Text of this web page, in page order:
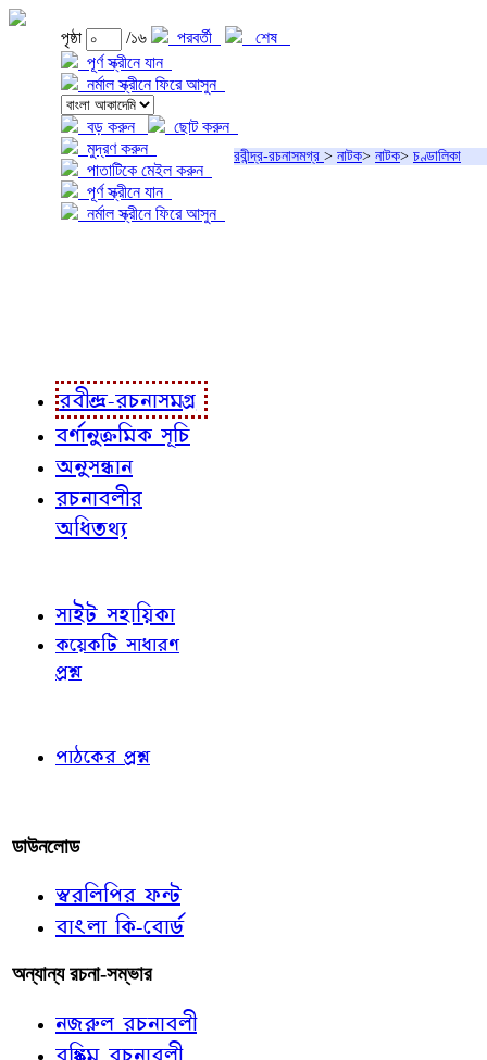
পৃষ্ঠা /১৬ পরবর্তী
শেষ
পূর্ণ স্ক্রীনে যান
নর্মাল স্ক্রীনে ফিরে আসুন
বড় করুন
ছোট করুন
মুদ্রণ করুন
পাতাটিকে মেইল করুন
পূর্ণ স্ক্রীনে যান
নর্মাল স্ক্রীনে ফিরে আসুন
রবীন্দ্র-রচনাসমগ্র > নাটক> নাটক> চণ্ডালিকা
রবীন্দ্র-রচনাসমগ্র
বর্ণানুক্রমিক সূচি
অনুসন্ধান
রচনাবলীর
অধিতথ্য
সাইট সহায়িকা
কয়েকটি সাধারণ
প্রশ্ন
পাঠকের প্রশ্ন
ডাউনলোড
স্বরলিপির ফন্ট
বাংলা কি-বোর্ড
অন্যান্য রচনা-সম্ভার
নজরুল রচনাবলী
বঙ্কিম রচনাবলী